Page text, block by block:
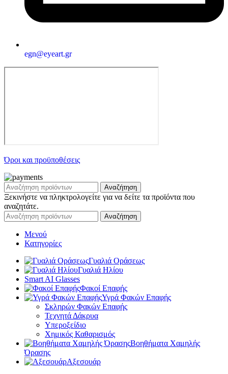
egn@eyeart.gr
Όροι και προϋποθέσεις
Αναζήτηση
Ξεκινήστε να πληκτρολογείτε για να δείτε τα προϊόντα που
αναζητάτε.
Αναζήτηση
Μενού
Κατηγορίες
Γυαλιά Οράσεως
Γυαλιά Ηλίου
Smart AI Glasses
Φακοί Επαφής
Υγρά Φακών Επαφής
Σκληρών Φακών Επαφής
Τεχνητά Δάκρυα
Υπεροξείδιο
Χημικός Καθαρισμός
Βοηθήματα Χαμηλής
Όρασης
Αξεσουάρ